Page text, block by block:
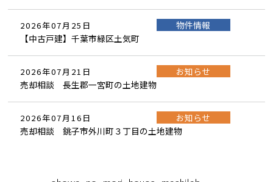
2026年07月25日
物件情報
【中古戸建】千葉市緑区土気町
2026年07月21日
お知らせ
売却相談 長生郡一宮町の土地建物
2026年07月16日
お知らせ
売却相談 銚子市外川町３丁目の土地建物